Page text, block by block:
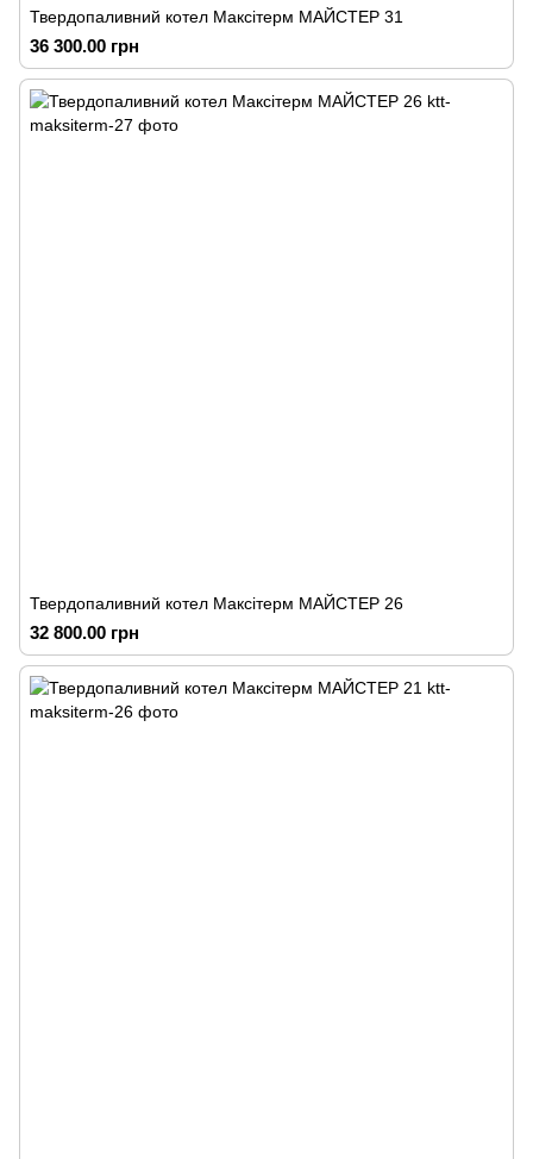
Твердопаливний котел Максітерм МАЙСТЕР 31
36 300.00 грн
Твердопаливний котел Максітерм МАЙСТЕР 26
32 800.00 грн